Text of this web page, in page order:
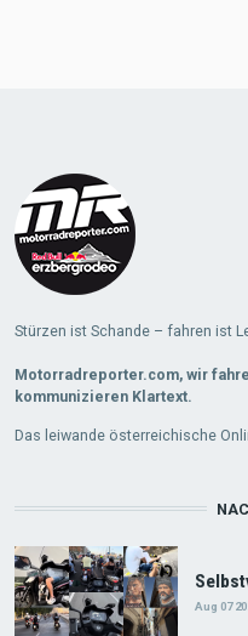
Stürzen ist Schande – fahren ist
Motorradreporter.com, wir
kommunizieren Klartext.
Das leiwande österreichische
Aug 07